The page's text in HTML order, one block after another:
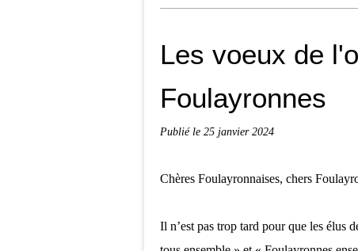
Les voeux de
Foulayronnes
Publié le 25 janvier 2024
Chères Foulayronnaises, chers
Il n’est pas trop tard pour que les élus